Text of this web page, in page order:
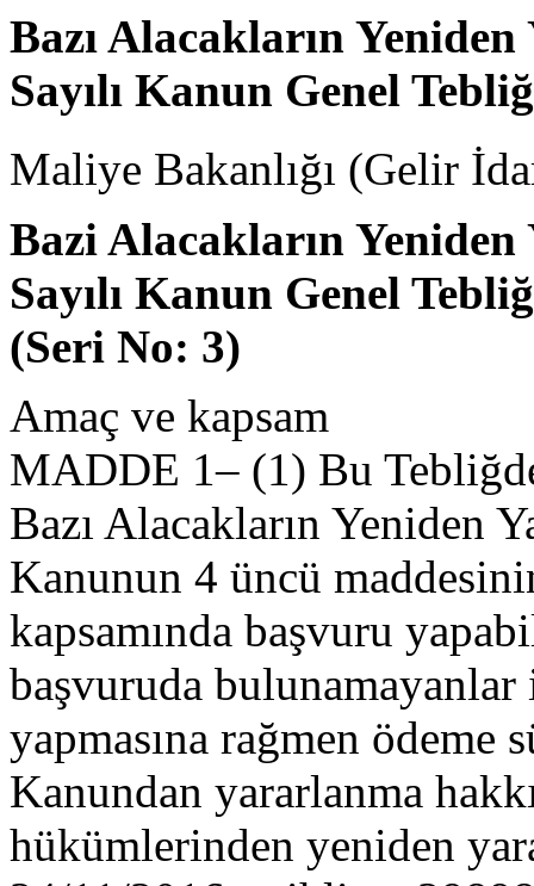
Bazı Alacakların
Sayılı Kanun Genel
Maliye Bakanlığı (Gelir
Bazi Alacakların Yeniden
Sayılı Kanun Genel
(Seri No: 3)
Amaç ve kapsam
MADDE 1– (1) Bu
Bazı Alacakların Yeniden
Kanunun 4 üncü
kapsamında başvuru
başvuruda
yapmasına rağmen ödeme
Kanundan yararlanma
hükümlerinden yeniden